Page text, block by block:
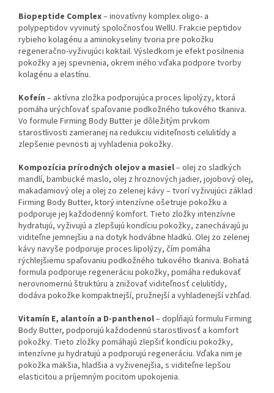
Biopeptide Complex– inovatívny komplex oligo- a
polypeptidov vyvinutý spoločnosťou WellU. Frakcie peptidov
rybieho kolagénu a aminokyseliny tvoria pre pokožku
regeneračno-vyživujúci koktail. Výsledkom je efekt posilnenia
pokožky a jej spevnenia, okrem iného vďaka podpore tvorby
kolagénu a elastínu.
Kofeín – aktívna zložka podporujúca proces lipolýzy, ktorá
pomáha urýchľovať spaľovanie podkožného tukového tkaniva.
Vo formule Firming Body Butter je dôležitým prvkom
starostlivosti zameranej na redukciu viditeľnosti celulitídy a
zlepšenie pevnosti aj vyhladenia pokožky.
Kompozícia prírodných olejov a masiel– olej zo sladkých
mandlí, bambucké maslo, olej z hroznových jadier, jojobový olej,
makadamiový olej a olej zo zelenej kávy – tvorí vyživujúci základ
Firming Body Butter, ktorý intenzívne ošetruje pokožku a
podporuje jej každodenný komfort. Tieto zložky intenzívne
hydratujú, vyživujú a zlepšujú kondíciu pokožky, zanechávajú ju
viditeľne jemnejšiu a na dotyk hodvábne hladkú. Olej zo zelenej
kávy navyše podporuje proces lipolýzy, čím pomáha
rýchlejšiemu spaľovaniu podkožného tukového tkaniva. Bohatá
formula podporuje regeneráciu pokožky, pomáha redukovať
nerovnomernú štruktúru a znižovať viditeľnosť celulitídy,
dodáva pokožke kompaktnejší, pružnejší a vyhladenejší vzhľad.
Vitamín E, alantoín a D-panthenol– dopĺňajú formulu Firming
Body Butter, podporujú každodennú starostlivosť a komfort
pokožky. Tieto zložky pomáhajú zlepšiť kondíciu pokožky,
intenzívne ju hydratujú a podporujú regeneráciu. Vďaka nim je
pokožka mäkšia, hladšia a vyživenejšia, s viditeľne lepšou
elasticitou a príjemným pocitom upokojenia.